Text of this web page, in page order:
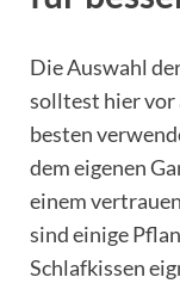
Die Auswahl
solltest hier vor
besten
dem eigenen
einem
sind einige
Schlafkissen